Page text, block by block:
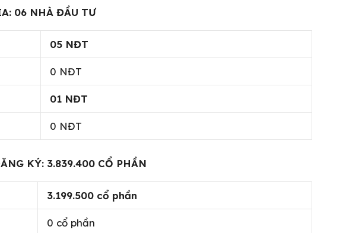
06 NHÀ ĐẦU TƯ
05 NĐT
0 NĐT
01 NĐT
0 NĐT
KÝ: 3.839.400 CỔ PHẦN
3.199.500 cổ phần
0 cổ phần